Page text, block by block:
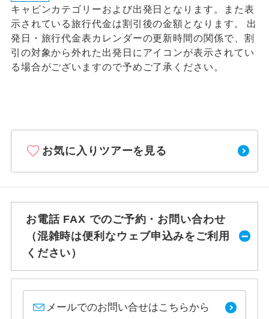
キャビンカテゴリーおよび出発日となります。また表
示されている旅行代金は割引後の金額となります。 出
発日・旅行代金表カレンダーの更新時間の関係で、割
引の対象から外れた出発日にアイコンが表示されてい
る場合がございますので予めご了承ください。
お気に入りツアーを見る
お電話 FAX でのご予約・お問い合わせ
（混雑時は便利なウェブ申込みをご利用
ください）
メールでのお問い合せはこちらから